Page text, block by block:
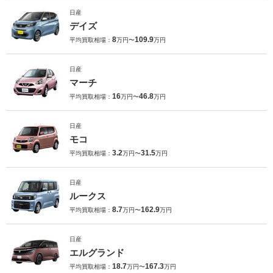
日産
デイズ
平均買取相場： 8万円〜109.9万円
日産
マーチ
平均買取相場： 16万円〜46.8万円
日産
モコ
平均買取相場： 3.2万円〜31.5万円
日産
ルークス
平均買取相場： 8.7万円〜162.9万円
日産
エルグランド
平均買取相場： 18.7万円〜167.3万円